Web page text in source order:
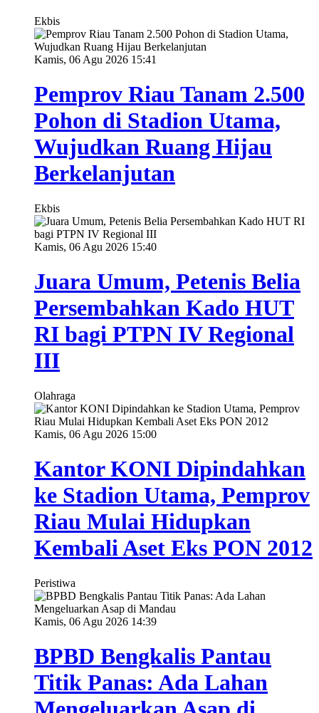
Ekbis
Kamis, 06 Agu 2026 15:41
Pemprov Riau Tanam 2.500
Pohon di Stadion Utama,
Wujudkan Ruang Hijau
Berkelanjutan
Ekbis
Kamis, 06 Agu 2026 15:40
Juara Umum, Petenis Belia
Persembahkan Kado HUT
RI bagi PTPN IV Regional
III
Olahraga
Kamis, 06 Agu 2026 15:00
Kantor KONI Dipindahkan
ke Stadion Utama, Pemprov
Riau Mulai Hidupkan
Kembali Aset Eks PON 2012
Peristiwa
Kamis, 06 Agu 2026 14:39
BPBD Bengkalis Pantau
Titik Panas: Ada Lahan